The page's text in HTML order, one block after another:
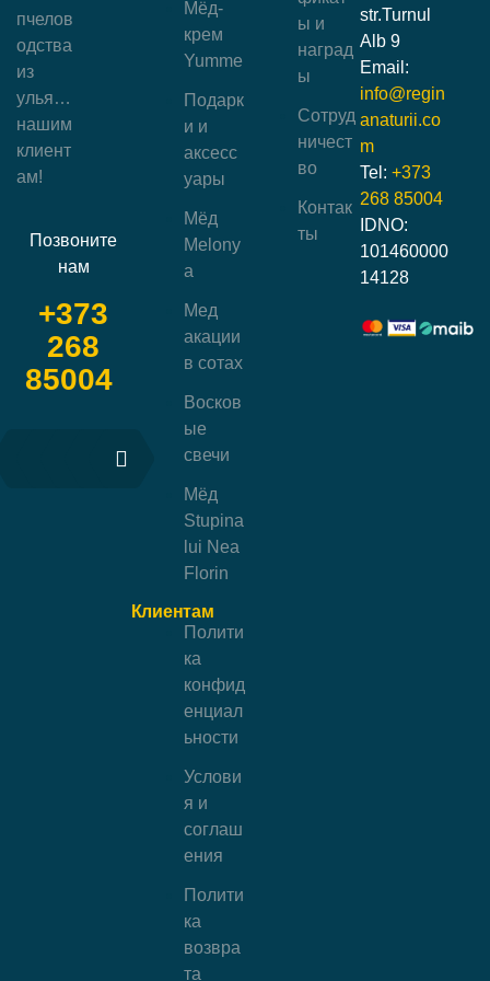
Мёд-
крем
Yumme
Подарк
и и
аксесс
уары
Мёд
Melony
a
Мед
акации
в сотах
Восков
ые
свечи
Мёд
Stupina
lui Nea
Florin
Клиентам
Полити
ка
конфид
енциал
ьности
Услови
я и
соглаш
ения
Полити
ка
возвра
та
ы и
наград
ы
Сотруд
ничест
во
Контак
ты
пчелов
одства
из
улья…
нашим
клиент
ам!
Позвоните
нам
+373
268
85004
str.Turnul
Alb 9
Email:
info@regin
anaturii.co
m
Tel: +373
268 85004
IDNO:
101460000
14128